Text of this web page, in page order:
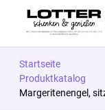
Startseite
Produktkatalog
Margeritenengel,